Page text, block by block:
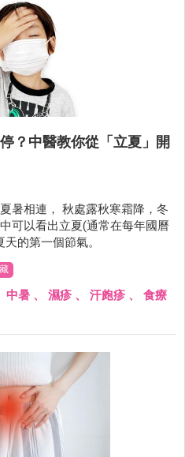
？中醫教你從「立夏」開
暑相連， 秋處露秋寒霜降，冬
可以看出立夏(通常在每年國曆
的第一個節氣。
中暑 、 濕疹 、 汗皰疹 、 食療